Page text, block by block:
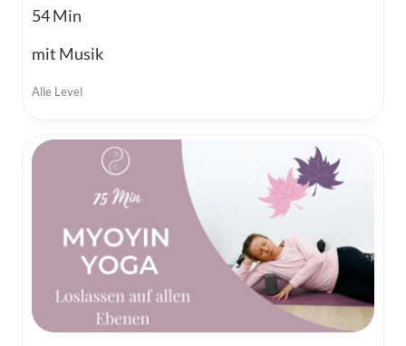
54
mit Musik
Alle Level